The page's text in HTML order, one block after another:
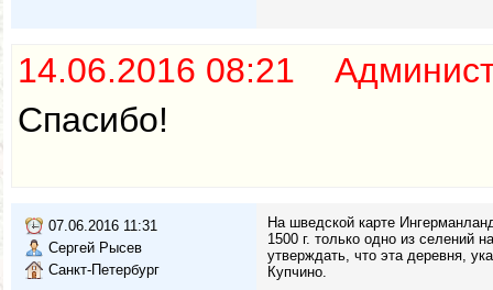
14.06.2016 08:21
Спасибо!
07.06.2016 11:31
Сергей Рысев
Санкт-Петербург
На шведской карте
1500 г. только одно из селений
утверждать, что эта деревня,
Купчино.